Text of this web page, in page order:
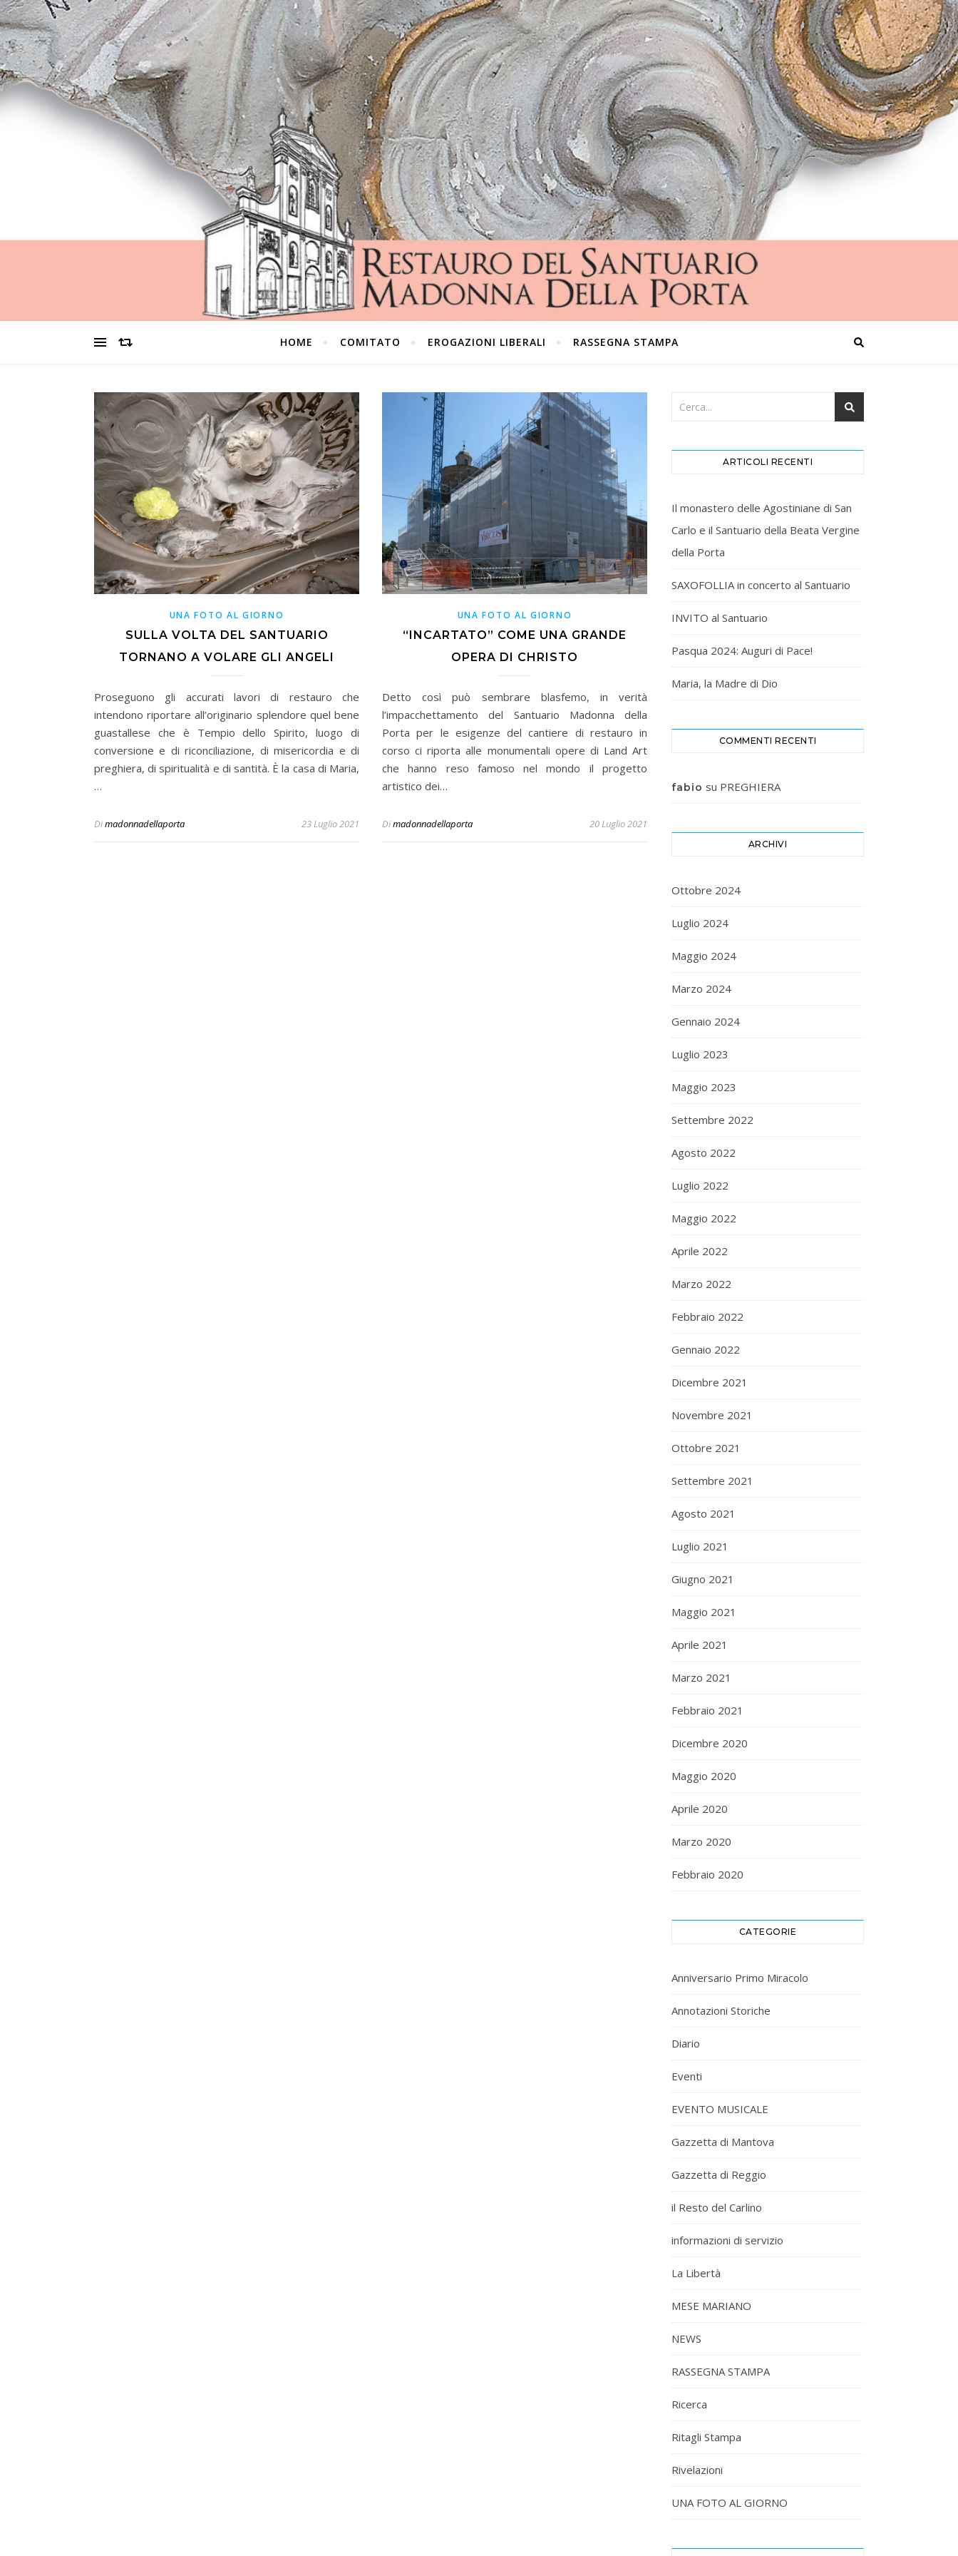
HOME COMITATO EROGAZIONI LIBERALI RASSEGNA STAMPA
UNA FOTO AL GIORNO
SULLA VOLTA DEL SANTUARIO
TORNANO A VOLARE GLI ANGELI
Proseguono gli accurati lavori di restauro che
intendono riportare all’originario splendore quel bene
guastallese che è Tempio dello Spirito, luogo di
conversione e di riconciliazione, di misericordia e di
preghiera, di spiritualità e di santità. È la casa di Maria,
…
Dimadonnadellaporta 23 Luglio 2021
UNA FOTO AL GIORNO
“INCARTATO” COME UNA GRANDE
OPERA DI CHRISTO
Detto così può sembrare blasfemo, in verità
l’impacchettamento del Santuario Madonna della
Porta per le esigenze del cantiere di restauro in
corso ci riporta alle monumentali opere di Land Art
che hanno reso famoso nel mondo il progetto
artistico dei…
Dimadonnadellaporta 20 Luglio 2021
ARTICOLI RECENTI
Il monastero delle Agostiniane di San
Carlo e il Santuario della Beata Vergine
della Porta
SAXOFOLLIA in concerto al Santuario
INVITO al Santuario
Pasqua 2024: Auguri di Pace!
Maria, la Madre di Dio
COMMENTI RECENTI
fabio su PREGHIERA
ARCHIVI
Ottobre 2024
Luglio 2024
Maggio 2024
Marzo 2024
Gennaio 2024
Luglio 2023
Maggio 2023
Settembre 2022
Agosto 2022
Luglio 2022
Maggio 2022
Aprile 2022
Marzo 2022
Febbraio 2022
Gennaio 2022
Dicembre 2021
Novembre 2021
Ottobre 2021
Settembre 2021
Agosto 2021
Luglio 2021
Giugno 2021
Maggio 2021
Aprile 2021
Marzo 2021
Febbraio 2021
Dicembre 2020
Maggio 2020
Aprile 2020
Marzo 2020
Febbraio 2020
CATEGORIE
Anniversario Primo Miracolo
Annotazioni Storiche
Diario
Eventi
EVENTO MUSICALE
Gazzetta di Mantova
Gazzetta di Reggio
il Resto del Carlino
informazioni di servizio
La Libertà
MESE MARIANO
NEWS
RASSEGNA STAMPA
Ricerca
Ritagli Stampa
Rivelazioni
UNA FOTO AL GIORNO